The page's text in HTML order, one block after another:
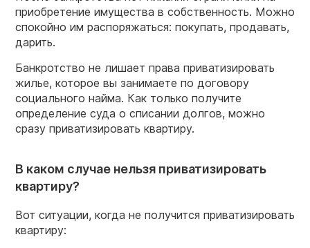
приобретение имущества в собственность. Можно
спокойно им распоряжаться: покупать, продавать,
дарить.
Банкротство не лишает права приватизировать
жилье, которое вы занимаете по договору
социального найма. Как только получите
определение суда о списании долгов, можно
сразу приватизировать квартиру.
В каком случае нельзя приватизировать
квартиру?
Вот ситуации, когда не получится приватизировать
квартиру: